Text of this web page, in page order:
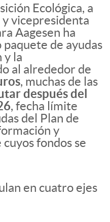
Ecológica, a
vicepresidenta
Aagesen ha
de ayudas
y la
al alrededor de
, muchas de las
después del
, fecha límite
del Plan de
y
cuyos fondos se
en cuatro ejes